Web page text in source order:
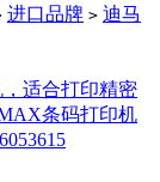
进口品牌 > 迪马
适合打印精密
条码打印机